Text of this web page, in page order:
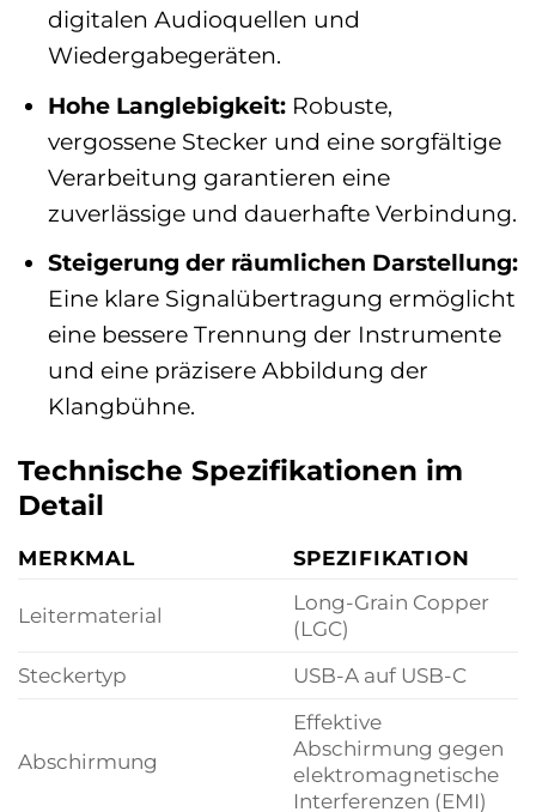
digitalen Audioquellen und
Wiedergabegeräten.
Hohe Langlebigkeit:Robuste,
vergossene Stecker und eine sorgfältige
Verarbeitung garantieren eine
zuverlässige und dauerhafte Verbindung.
Steigerung der räumlichen Darstellung:
Eine klare Signalübertragung ermöglicht
eine bessere Trennung der Instrumente
und eine präzisere Abbildung der
Klangbühne.
Technische Spezifikationen im
Detail
MERKMAL SPEZIFIKATION
Leitermaterial
Long-Grain Copper
(LGC)
Steckertyp
USB-A auf USB-C
Abschirmung
Effektive
Abschirmung gegen
elektromagnetische
Interferenzen (EMI)